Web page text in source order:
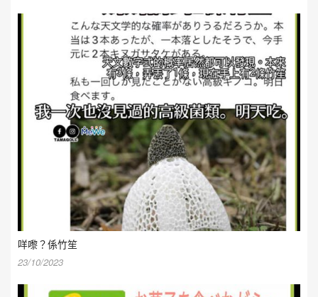
咩嚟？係竹笙
23/10/2023